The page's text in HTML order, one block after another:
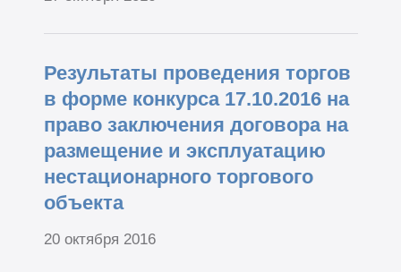
Результаты проведения торгов
в форме конкурса 17.10.2016 на
право заключения договора на
размещение и эксплуатацию
нестационарного торгового
объекта
20 октября 2016